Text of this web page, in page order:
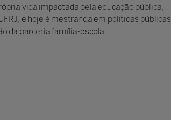
vida impactada pela educação pública,
e hoje é mestranda em políticas públicas
da parceria família-escola.